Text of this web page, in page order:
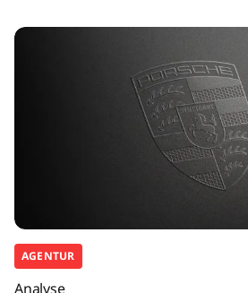
AGENTUR
Analyse